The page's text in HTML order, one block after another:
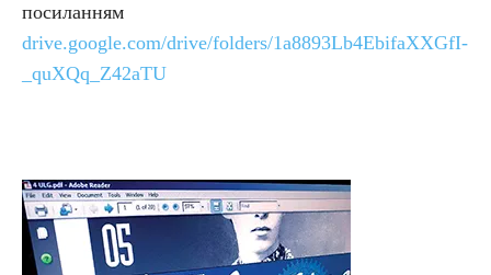
посиланням
drive.google.com/drive/folders/1a8893Lb4EbifaXXGfI-
_quXQq_Z42aTU